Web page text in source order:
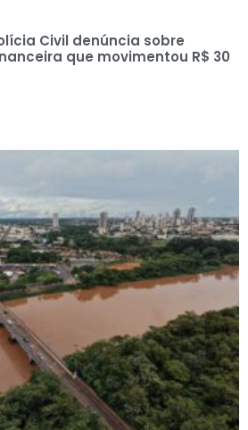
Civil denúncia sobre
que movimentou R$ 30